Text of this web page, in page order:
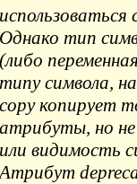
Однако тип
(либо
типу символа,
copy копирует
атрибуты, но
или видимость
Атрибут